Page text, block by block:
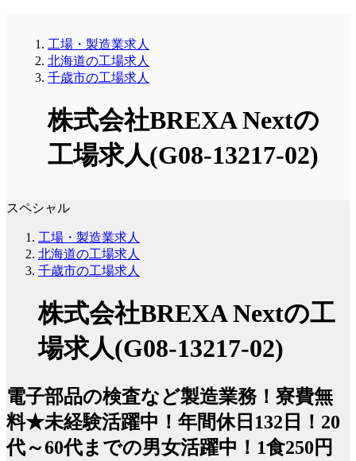
工場・製造業求人
北海道の工場求人
千歳市の工場求人
株式会社BREXA Nextの
工場求人(G08-13217-02)
スペシャル
工場・製造業求人
北海道の工場求人
千歳市の工場求人
株式会社BREXA Nextの工
場求人(G08-13217-02)
電子部品の検査など製造業務！寮費無
料★未経験活躍中！年間休日132日！20
代～60代までの男女活躍中！1食250円